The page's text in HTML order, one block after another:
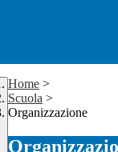
Home >
Scuola >
Organizzazione